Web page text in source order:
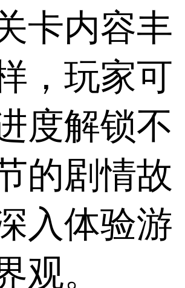
卡内容丰
，玩家可
度解锁不
的剧情故
入体验游
观。